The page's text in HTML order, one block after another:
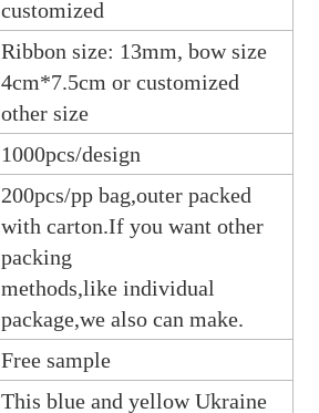
customized
Ribbon size: 13mm, bow size
4cm*7.5cm or customized
other size
1000pcs/design
200pcs/pp bag,outer packed
with carton.If you want other
packing
methods,likeindividual
package,we also can make.
Free sample
This blue and yellow Ukraine